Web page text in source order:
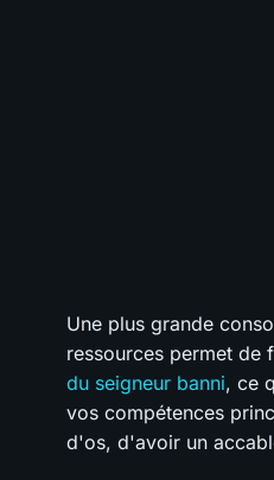
Une plus grande
ressources permet de
du seigneur banni, ce
vos compétences
d'os, d'avoir un